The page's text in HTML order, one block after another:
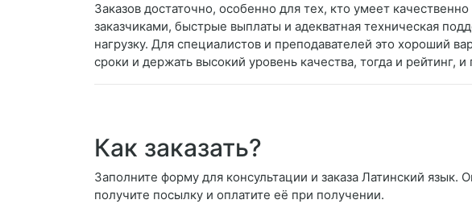
Заказов достаточно, особенно для тех, кто умеет
заказчиками, быстрые выплаты и адекватная техническая
нагрузку. Для специалистов и преподавателей это хороший
сроки и держать высокий уровень качества, тогда и рейтинг,
Как заказать?
Заполните форму для консультации и заказа Латинский
получите посылку и оплатите её при получении.